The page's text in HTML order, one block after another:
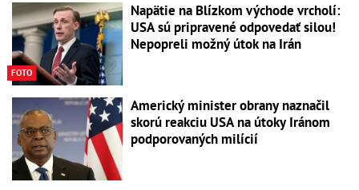
FOTO
Napätie na Blízkom východe vrcholí:
USA sú pripravené odpovedať silou!
Nepopreli možný útok na Irán
Americký minister obrany naznačil
skorú reakciu USA na útoky Iránom
podporovaných milícií